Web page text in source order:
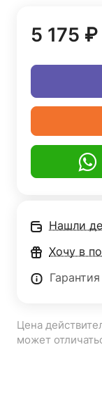
5 175 ₽
Нашли
Хочу в
Цена
может